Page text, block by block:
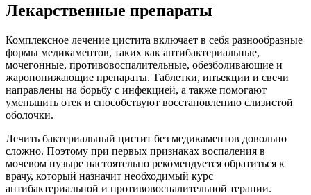
Лекарственные препараты
Комплексное лечение цистита включает в себя разнообразные
формы медикаментов, таких как антибактериальные,
мочегонные, противовоспалительные, обезболивающие и
жаропонижающие препараты. Таблетки, инъекции и свечи
направлены на борьбу с инфекцией, а также помогают
уменьшить отек и способствуют восстановлению слизистой
оболочки.
Лечить бактериальный цистит без медикаментов довольно
сложно. Поэтому при первых признаках воспаления в
мочевом пузыре настоятельно рекомендуется обратиться к
врачу, который назначит необходимый курс
антибактериальной и противовоспалительной терапии.